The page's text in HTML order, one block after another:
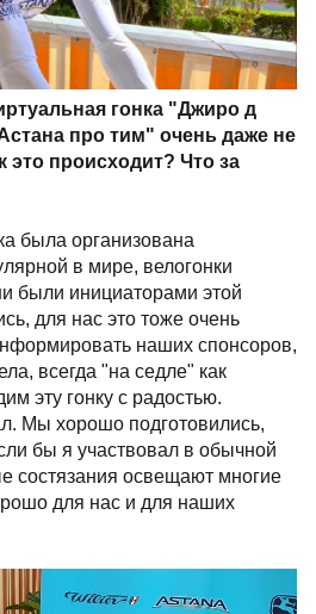
гонка "Джиро д
про тим" очень даже не
это происходит? Что за
была организована
в мире, велогонки
были инициаторами этой
для нас это тоже очень
наших спонсоров,
всегда "на седле" как
эту гонку с радостью.
Мы хорошо подготовились,
бы я участвовал в обычной
состязания освещают многие
для нас и для наших